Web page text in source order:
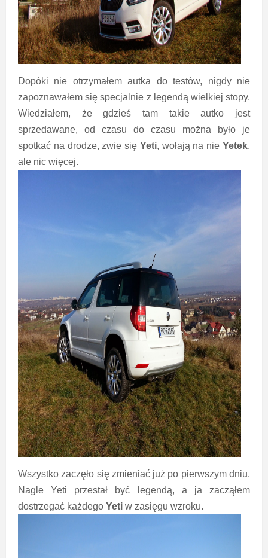
Dopóki nie otrzymałem autka do testów, nigdy nie
zapoznawałem się specjalnie z legendą wielkiej stopy.
Wiedziałem, że gdzieś tam takie autko jest
sprzedawane, od czasu do czasu można było je
spotkać na drodze, zwie się Yeti, wołają na nieYetek,
ale nic więcej.
Wszystko zaczęło się zmieniać już po pierwszym dniu.
Nagle Yeti przestał być legendą, a ja zacząłem
dostrzegać każdego Yeti w zasięgu wzroku.